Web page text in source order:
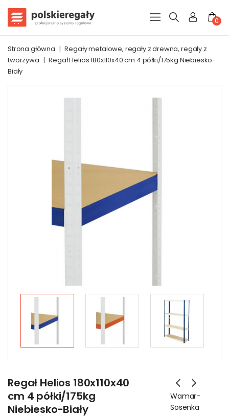
0
Strona główna | Regały metalowe, regały z drewna, regały z
tworzywa | Regał Helios 180x110x40 cm 4 półki/175kg Niebiesko-
Biały
Regał Helios 180x110x40
cm 4 półki/175kg
Niebiesko-Biały
Wamar-
Sosenka